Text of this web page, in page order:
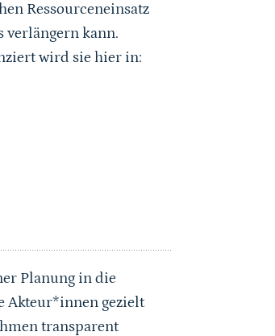
Ressourceneinsatz
verlängern kann.
wird sie hier in:
Planung in die
Akteur*innen gezielt
transparent